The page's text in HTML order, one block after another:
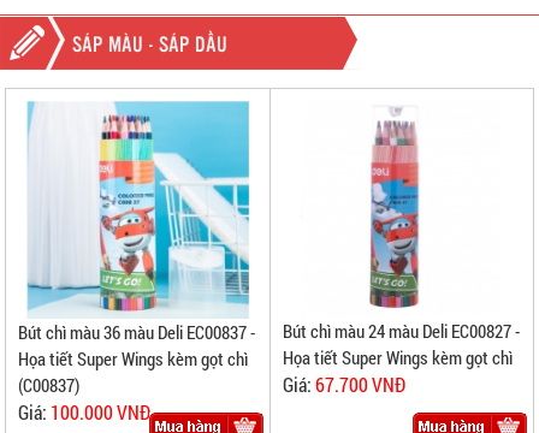
SÁP MÀU - SÁP DẦU
Bút chì màu 36 màu Deli EC00837 -
Họa tiết Super Wings kèm gọt chì
(C00837)
Giá: 100.000 VNĐ
Bút chì màu 24 màu Deli EC00827 -
Họa tiết Super Wings kèm gọt chì
Giá:67.700 VNĐ